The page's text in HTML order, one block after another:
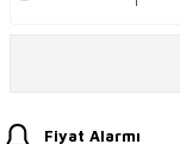
Fiyat Alarmı